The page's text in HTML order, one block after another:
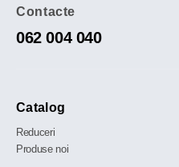
Contacte
062 004 040
Catalog
Reduceri
Produse noi